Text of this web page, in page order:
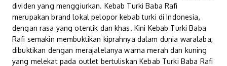
dividen yang menggiurkan. Kebab Turki Baba Rafi
merupakan brand lokal pelopor kebab turki di Indonesia,
dengan rasa yang otentik dan khas. Kini Kebab Turki Baba
Rafi semakin membuktikan kiprahnya dalam dunia waralaba,
dibuktikan dengan merajalelanya warna merah dan kuning
yang melekat pada outlet bertuliskan Kebab Turki Baba Rafi